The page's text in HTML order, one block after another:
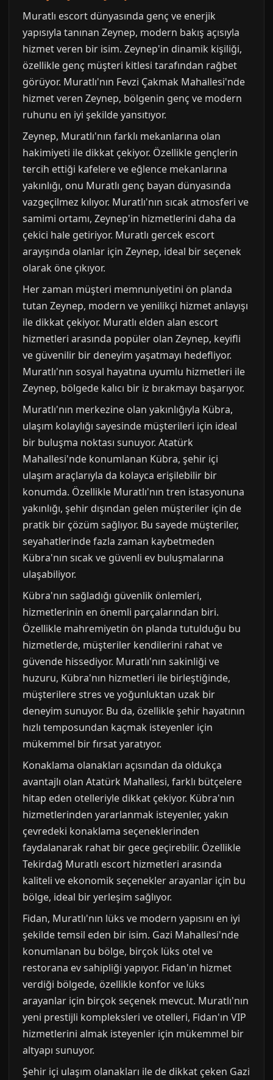
Muratlı escort dünyasında genç ve enerjik
yapısıyla tanınan Zeynep, modern bakış açısıyla
hizmet veren bir isim. Zeynep'in dinamik kişiliği,
özellikle genç müşteri kitlesi tarafından rağbet
görüyor. Muratlı'nın Fevzi Çakmak Mahallesi'nde
hizmet veren Zeynep, bölgenin genç ve modern
ruhunu en iyi şekilde yansıtıyor.
Zeynep, Muratlı'nın farklı mekanlarına olan
hakimiyeti ile dikkat çekiyor. Özellikle gençlerin
tercih ettiği kafelere ve eğlence mekanlarına
yakınlığı, onu Muratlı genç bayan dünyasında
vazgeçilmez kılıyor. Muratlı'nın sıcak atmosferi ve
samimi ortamı, Zeynep'in hizmetlerini daha da
çekici hale getiriyor. Muratlı gercek escort
arayışında olanlar için Zeynep, ideal bir seçenek
olarak öne çıkıyor.
Her zaman müşteri memnuniyetini ön planda
tutan Zeynep, modern ve yenilikçi hizmet anlayışı
ile dikkat çekiyor. Muratlı elden alan escort
hizmetleri arasında popüler olan Zeynep, keyifli
ve güvenilir bir deneyim yaşatmayı hedefliyor.
Muratlı'nın sosyal hayatına uyumlu hizmetleri ile
Zeynep, bölgede kalıcı bir iz bırakmayı başarıyor.
Muratlı'nın merkezine olan yakınlığıyla Kübra,
ulaşım kolaylığı sayesinde müşterileri için ideal
bir buluşma noktası sunuyor. Atatürk
Mahallesi'nde konumlanan Kübra, şehir içi
ulaşım araçlarıyla da kolayca erişilebilir bir
konumda. Özellikle Muratlı'nın tren istasyonuna
yakınlığı, şehir dışından gelen müşteriler için de
pratik bir çözüm sağlıyor. Bu sayede müşteriler,
seyahatlerinde fazla zaman kaybetmeden
Kübra'nın sıcak ve güvenli ev buluşmalarına
ulaşabiliyor.
Kübra'nın sağladığı güvenlik önlemleri,
hizmetlerinin en önemli parçalarından biri.
Özellikle mahremiyetin ön planda tutulduğu bu
hizmetlerde, müşteriler kendilerini rahat ve
güvende hissediyor. Muratlı'nın sakinliği ve
huzuru, Kübra'nın hizmetleri ile birleştiğinde,
müşterilere stres ve yoğunluktan uzak bir
deneyim sunuyor. Bu da, özellikle şehir hayatının
hızlı temposundan kaçmak isteyenler için
mükemmel bir fırsat yaratıyor.
Konaklama olanakları açısından da oldukça
avantajlı olan Atatürk Mahallesi, farklı bütçelere
hitap eden otelleriyle dikkat çekiyor. Kübra'nın
hizmetlerinden yararlanmak isteyenler, yakın
çevredeki konaklama seçeneklerinden
faydalanarak rahat bir gece geçirebilir. Özellikle
Tekirdağ Muratlı escort hizmetleri arasında
kaliteli ve ekonomik seçenekler arayanlar için bu
bölge, ideal bir yerleşim sağlıyor.
Fidan, Muratlı'nın lüks ve modern yapısını en iyi
şekilde temsil eden bir isim. Gazi Mahallesi'nde
konumlanan bu bölge, birçok lüks otel ve
restorana ev sahipliği yapıyor. Fidan'ın hizmet
verdiği bölgede, özellikle konfor ve lüks
arayanlar için birçok seçenek mevcut. Muratlı'nın
yeni prestijli kompleksleri ve otelleri, Fidan'ın VIP
hizmetlerini almak isteyenler için mükemmel bir
altyapı sunuyor.
Şehir içi ulaşım olanakları ile de dikkat çeken Gazi